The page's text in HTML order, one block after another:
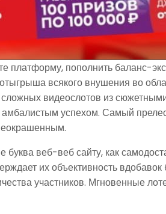
платформу, пополнить баланс-
всякого внушения во
видеослотов из
успехом. Самый
веб-веб сайту, как
их объективность
участников. Мгновенные